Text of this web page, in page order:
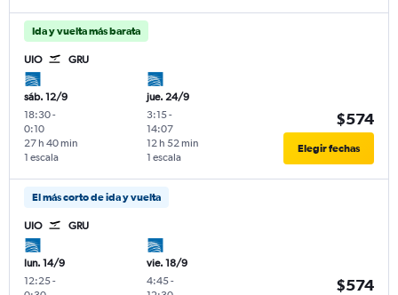
Ida y vuelta más barata
UIO GRU
sáb. 12/9
18:30-
0:10
1 escala
27 h 40 min
jue. 24/9
3:15-
14:07
1 escala
12 h 52 min
$574
Elegir fechas
El más corto de ida y vuelta
UIO GRU
lun. 14/9
12:25-
vie. 18/9
4:45-
$574